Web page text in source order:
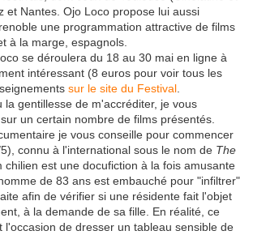
et Nantes. Ojo Loco propose lui aussi
une programmation attractive de films
à la marge, espagnols.
se déroulera du 18 au 30 mai en ligne à
intéressant (8 euros pour voir tous les
sur le site du Festival
la gentillesse de m'accréditer, je vous
un certain nombre de films présentés.
je vous conseille pour commencer
connu à l'international sous le nom de The
chilien est une docufiction à la fois amusante
de 83 ans est embauché pour "infiltrer"
afin de vérifier si une résidente fait l'objet
à la demande de sa fille. En réalité, ce
l'occasion de dresser un tableau sensible de